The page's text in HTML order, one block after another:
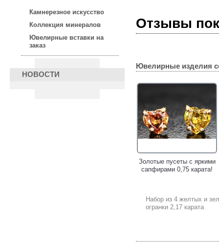
Камнерезное искусство
Коллекция минералов
Ювелирные вставки на
заказ
НОВОСТИ
Отзывы
Ювелирные изделия
Золотые пусеты с яркими
сапфирами 0,75 карата!
Набор из 4 желтых и
огранки 2,17 карата